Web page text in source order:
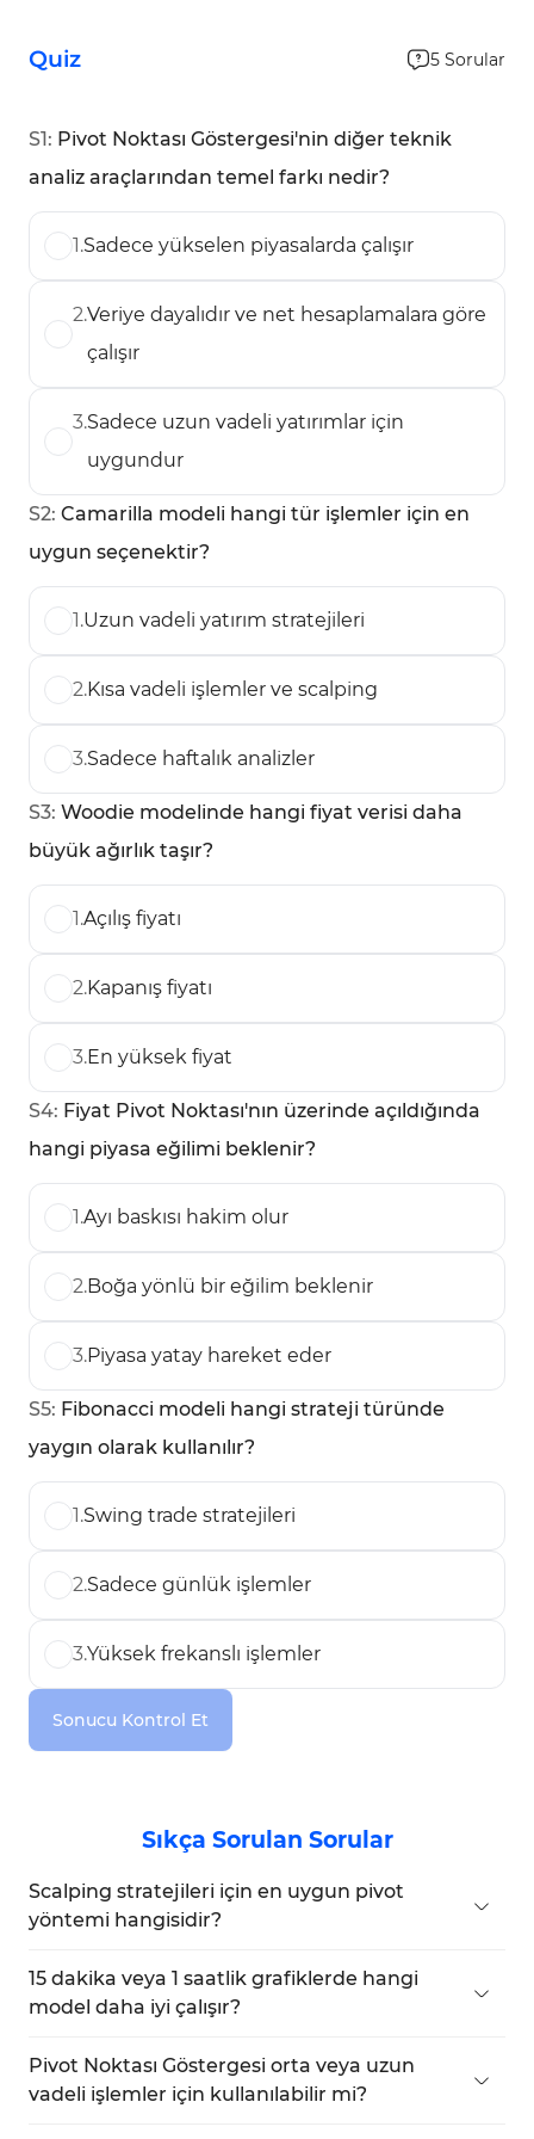
Quiz 5 Sorular
S1: Pivot Noktası Göstergesi'nin diğer teknik
analiz araçlarından temel farkı nedir?
1.Sadece yükselen piyasalarda çalışır
2.Veriye dayalıdır ve net hesaplamalara göre
çalışır
3.Sadece uzun vadeli yatırımlar için
uygundur
S2: Camarilla modeli hangi tür işlemler için en
uygun seçenektir?
1.Uzun vadeli yatırım stratejileri
2.Kısa vadeli işlemler ve scalping
3.Sadece haftalık analizler
S3: Woodie modelinde hangi fiyat verisi daha
büyük ağırlık taşır?
1.Açılış fiyatı
2.Kapanış fiyatı
3.En yüksek fiyat
S4: Fiyat Pivot Noktası'nın üzerinde açıldığında
hangi piyasa eğilimi beklenir?
1.Ayı baskısı hakim olur
2.Boğa yönlü bir eğilim beklenir
3.Piyasa yatay hareket eder
S5: Fibonacci modeli hangi strateji türünde
yaygın olarak kullanılır?
1.Swing trade stratejileri
2.Sadece günlük işlemler
3.Yüksek frekanslı işlemler
Sonucu Kontrol Et
Sıkça Sorulan Sorular
Scalping stratejileri için en uygun pivot
yöntemi hangisidir?
dakikalık zaman dilimlerinde daha hızlı piyasa
tepkileri vererek scalping için idealdir.
15 dakika veya 1 saatlik grafiklerde hangi
model daha iyi çalışır?
daha basit trend analizi içinFloorveyaWoodie
tercih edilmelidir.
Pivot Noktası Göstergesi orta veya uzun
vadeli işlemler için kullanılabilir mi?